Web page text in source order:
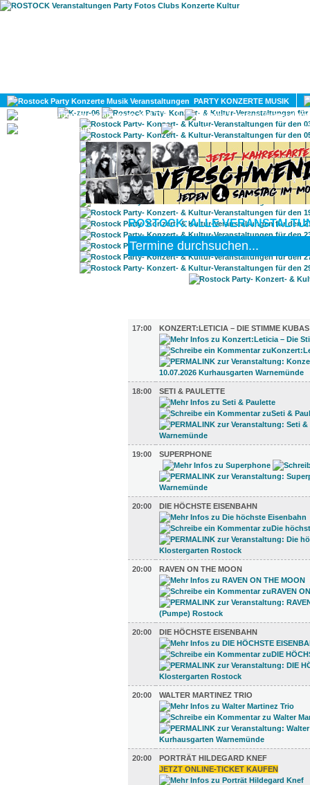
PARTY KONZERTE MUSIK
KULTUR
GAY
ROSTOCK: ALLE
17:00
KONZERT:LETICIA – DIE STIMME KUBAS
18:00 SETI & PAULETTE
19:00 SUPERPHONE
20:00 DIE HÖCHSTE EISENBAHN
20:00 RAVEN ON THE MOON
20:00 DIE HÖCHSTE EISENBAHN
20:00 WALTER MARTINEZ TRIO
20:00
PORTRÄT HILDEGARD KNEF
JETZT ONLINE-TICKET KAUFEN